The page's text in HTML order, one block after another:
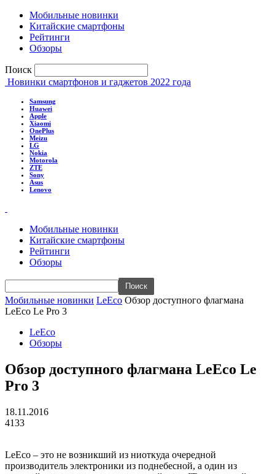
Мобильные новинки
Китайские смартфоны
Рейтинги
Обзоры
Поиск
Новинки смартфонов и гаджетов 2022 года
Samsung
Huawei
Apple
Xiaomi
OnePlus
Meizu
LG
Nokia
Motorola
ZTE
Sony
Asus
Lenovo
Мобильные новинки
Китайские смартфоны
Рейтинги
Обзоры
Мобильные новинки LeEco Обзор доступного флагмана
LeEco Le Pro 3
LeEco
Обзоры
Обзор доступного флагмана LeEco Le
Pro 3
18.11.2016
4133
LeEco – это не возникший из ниоткуда очередной
производитель электроники из поднебесной, а один из